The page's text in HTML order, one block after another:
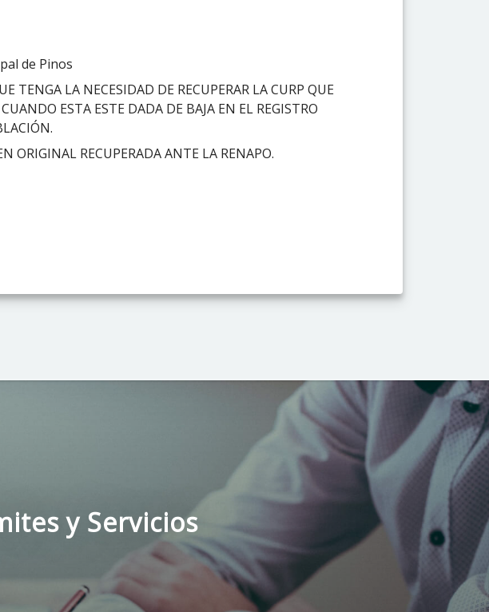
de Pinos
TENGA LA NECESIDAD DE RECUPERAR LA CURP QUE
ESTA ESTE DADA DE BAJA EN EL REGISTRO
ORIGINAL RECUPERADA ANTE LA RENAPO.
y Servicios